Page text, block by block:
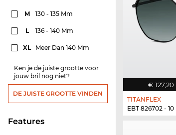
M 130 - 135 Mm
L 136 - 140 Mm
XL Meer Dan 140 Mm
Ken je de juiste grootte voor
jouw bril nog niet?
DE JUISTE GROOTTE VINDEN
features
€ 127,20
TITANFLEX
EBT 826702 - 10